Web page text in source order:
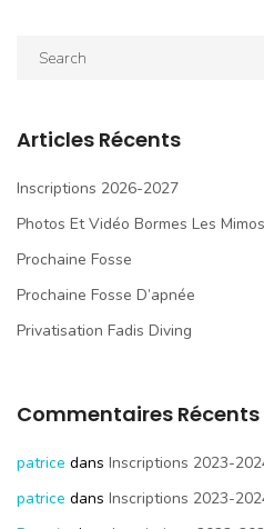
Articles Récents
Inscriptions 2026-2027
Photos Et Vidéo Bormes Les
Prochaine Fosse
Prochaine Fosse D’apnée
Privatisation Fadis Diving
Commentaires Récents
patrice dans Inscriptions 2023-
patrice dans Inscriptions 2023-